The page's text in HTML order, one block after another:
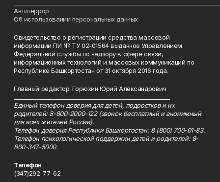
Антитеррор
Об использовании персональных данных
Свидетельство о регистрации средства массовой
информации ПИ № ТУ 02-01564 выданное Управлением
Федеральной службы по надзору в сфере связи,
информационных технологий и массовых коммуникаций по
Республике Башкортостан от 31 октября 2016 года.
Главный редактор: Горюхин Юрий Александрович
Единый телефон доверия для детей, подростков и их
родителей: 8-800-2000-122 (звонок бесплатный и анонимный
для всех жителей России).
Телефон доверия Республики Башкортостан: 8 (800) 700-01-83.
Телефон психологической поддержки детей и родителей: 8-
800-347-5000.
Телефон
(347)292-77-62